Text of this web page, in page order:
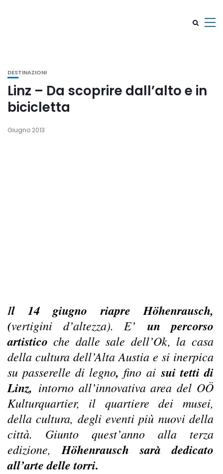
DESTINAZIONI
Linz – Da scoprire dall’alto e in
bicicletta
Giugno 2013
Il 14 giugno riapre Höhenrausch,
(vertigini d’altezza). E’ un percorso
artistico che dalle sale dell’Ok, la casa
della cultura dell’Alta Austia e si inerpica
su passerelle di legno, fino aisui tetti di
Linz, intorno all’innovativa area del OÖ
Kulturquartier, il quartiere dei musei,
della cultura, degli eventi più nuovi della
città. Giunto quest’anno alla terza
edizione, Höhenrausch sarà dedicato
all’arte delle torri.